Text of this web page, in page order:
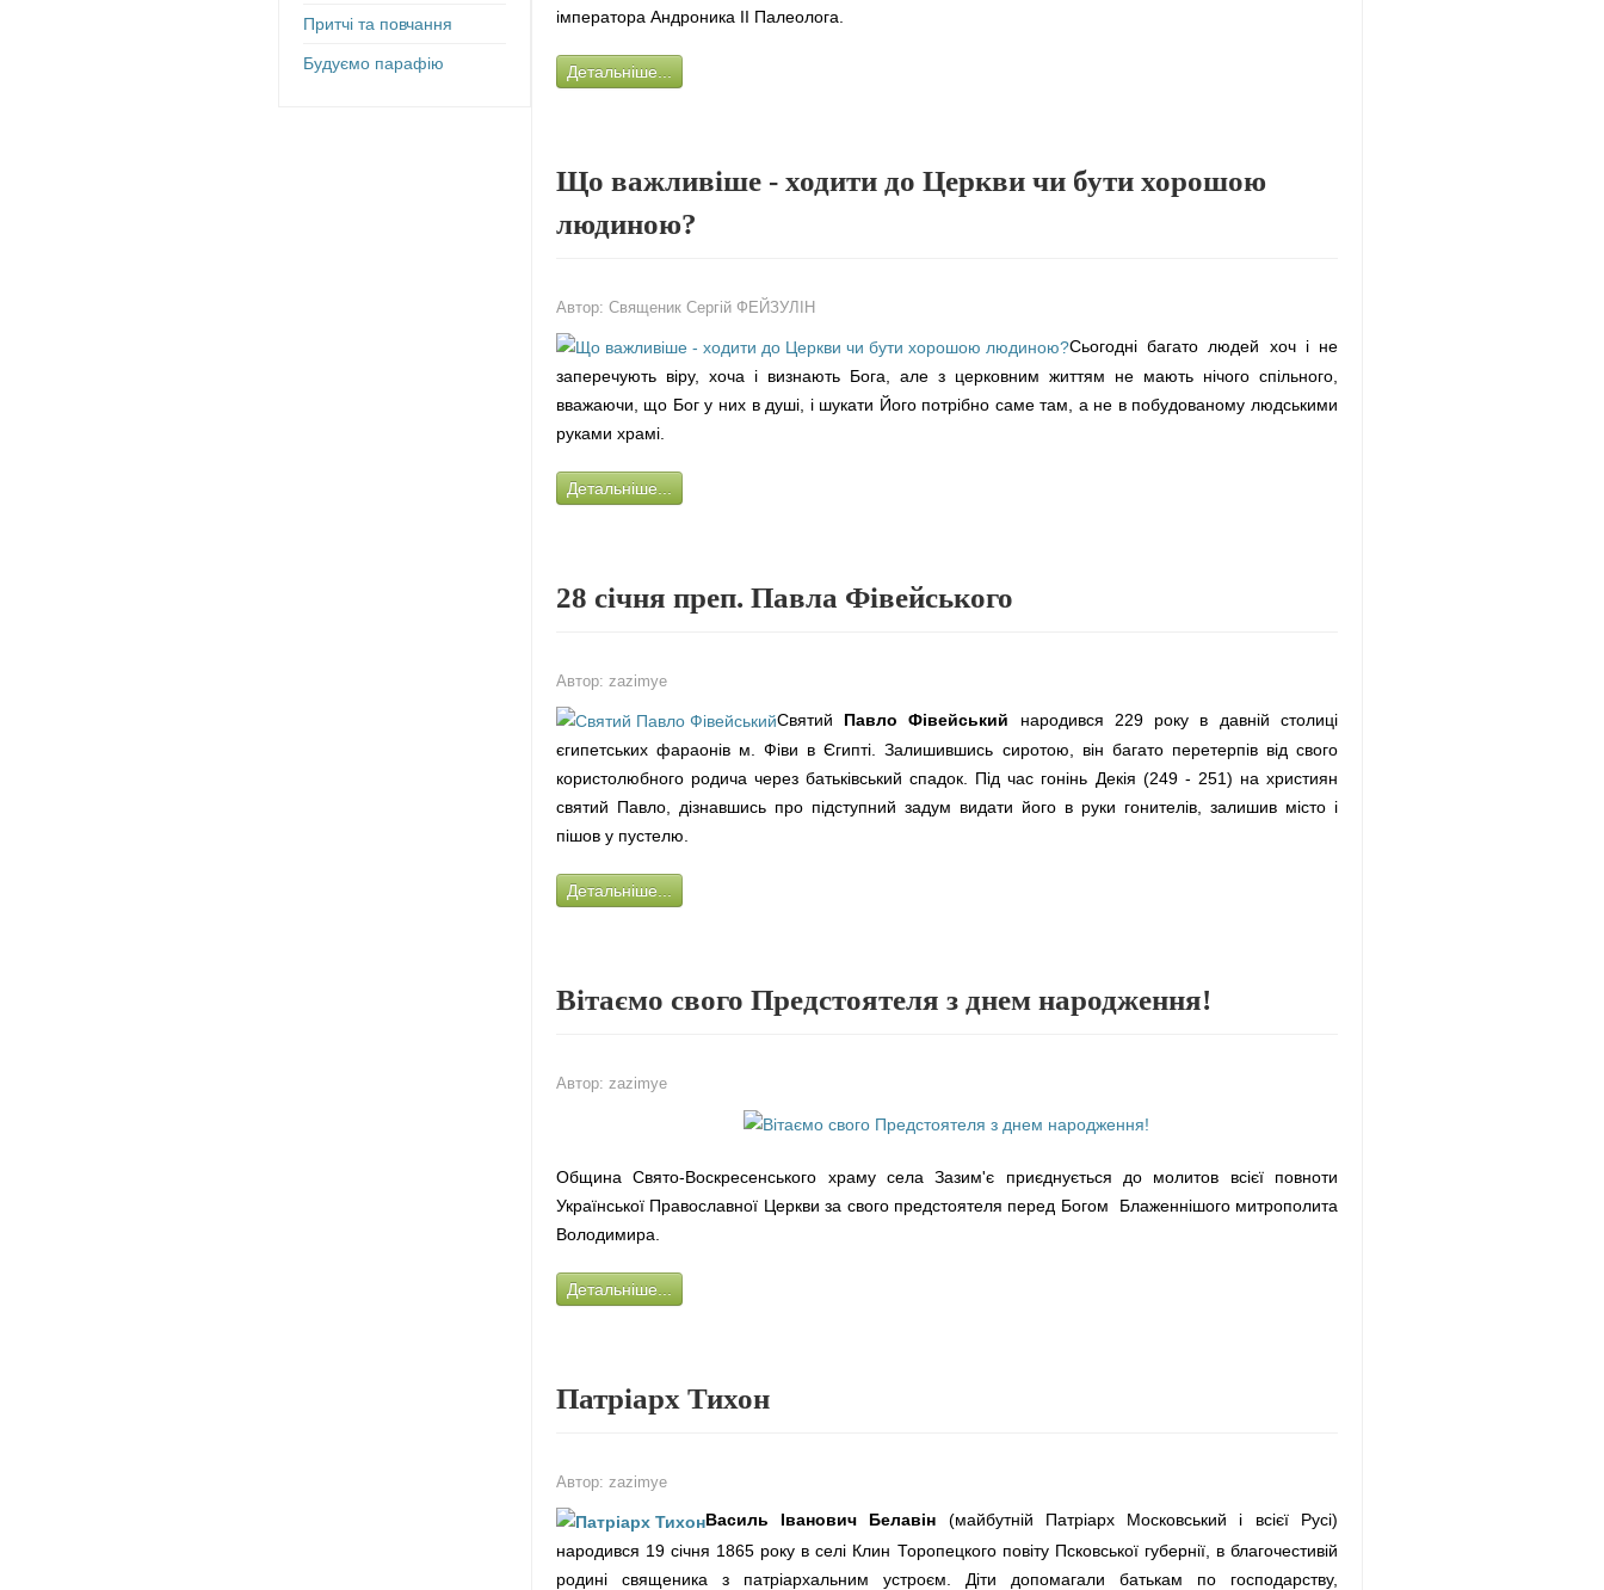
імператора Андроника II Палеолога.
Детальніше...
Що важливіше - ходити до Церкви чи бути хорошою
людиною?
Автор: Священик Сергій ФЕЙЗУЛІН
Сьогодні багато людей хоч і не
заперечують віру, хоча і визнають Бога, але з церковним життям не мають нічого спільного,
вважаючи, що Бог у них в душі, і шукати Його потрібно саме там, а не в побудованому людськими
руками храмі.
Детальніше...
28 січня преп. Павла Фівейського
Автор: zazimye
Святий Павло Фівейський народився 229 року в давній столиці
єгипетських фараонів м. Фіви в Єгипті. Залишившись сиротою, він багато перетерпів від свого
користолюбного родича через батьківський спадок. Під час гонінь Декія (249 - 251) на християн
святий Павло, дізнавшись про підступний задум видати його в руки гонителів, залишив місто і
пішов у пустелю.
Детальніше...
Вітаємо свого Предстоятеля з днем народження!
Автор: zazimye
Община Свято-Воскресенського храму села Зазим'є приєднується до молитов всієї повноти
Української Православної Церкви за свого предстоятеля перед Богом Блаженнішого митрополита
Володимира.
Детальніше...
Патріарх Тихон
Автор: zazimye
Василь Іванович Белавін (майбутній Патріарх Московський і всієї Русі)
народився 19 січня 1865 року в селі Клин Торопецкого повіту Псковської губернії, в благочестивій
родині священика з патріархальним устроєм. Діти допомагали батькам по господарству,
Притчі та повчання
Будуємо парафію